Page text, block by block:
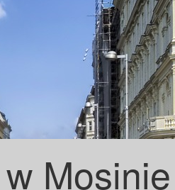
Mosinie